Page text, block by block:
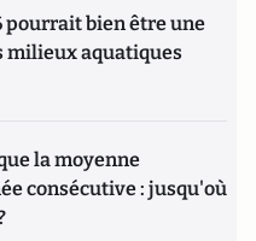
pourrait bien être une
aquatiques
la moyenne
consécutive : jusqu'où